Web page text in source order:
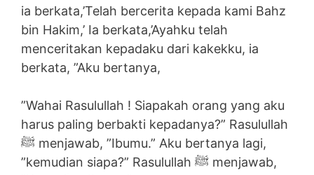
ia berkata,’Telah bercerita kepada kami Bahz
bin Hakim,’ Ia berkata,’Ayahku telah
menceritakan kepadaku dari kakekku, ia
berkata, ”Aku bertanya,
”Wahai Rasulullah ! Siapakah orang yang aku
harus paling berbakti kepadanya?” Rasulullah
ﷺ menjawab, ”Ibumu.” Aku bertanya lagi,
”kemudian siapa?” Rasulullah ﷺ menjawab,